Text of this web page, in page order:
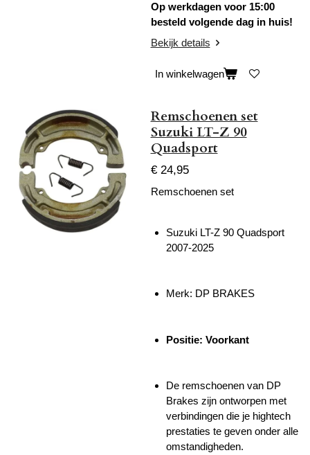
Op werkdagen voor 15:00
besteld volgende dag in huis!
Bekijk details
In winkelwagen
Remschoenen set
Suzuki LT-Z 90
Quadsport
€ 24,95
Remschoenen set
Suzuki LT-Z 90 Quadsport
2007-2025
Merk: DP BRAKES
Positie: Voorkant
De remschoenen van DP
Brakes zijn ontworpen met
verbindingen die je hightech
prestaties te geven onder alle
omstandigheden.